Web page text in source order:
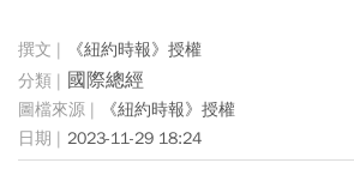
《紐約時報》授權
國際總經
《紐約時報》授權
2023-11-29 18:24